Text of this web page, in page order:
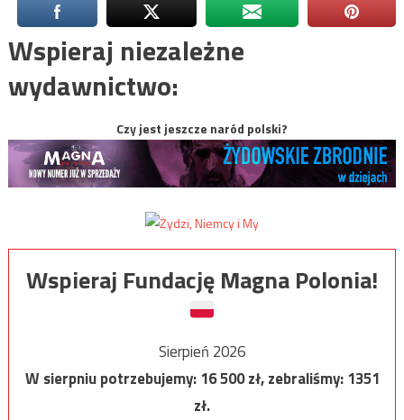
Wspieraj niezależne
wydawnictwo:
Czy jest jeszcze naród polski?
Wspieraj Fundację Magna Polonia!
Sierpień 2026
W sierpniu potrzebujemy:16 500zł, zebraliśmy:1351
zł.